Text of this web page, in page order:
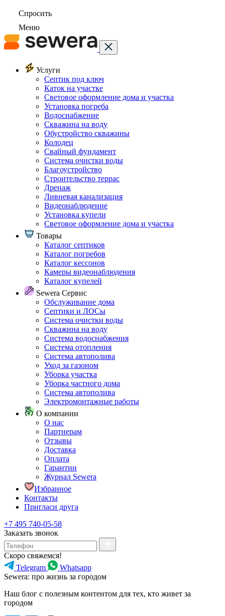
Спросить
Меню
Услуги
Септик под ключ
Каток на участке
Световое оформление дома и участка
Установка погреба
Водоснабжение
Скважина на воду
Обустройство скважины
Колодец
Свайный фундамент
Система очистки воды
Благоустройство
Строительство террас
Дренаж
Ливневая канализация
Видеонаблюдение
Установка купели
Световое оформление дома и участка
Товары
Каталог септиков
Каталог погребов
Каталог кессонов
Камеры видеонаблюдения
Каталог купелей
Sewera Сервис
Обслуживание дома
Септики и ЛОСы
Система очистки воды
Скважина на воду
Система водоснабжения
Система отопления
Система автополива
Уход за газоном
Уборка участка
Уборка частного дома
Система автополива
Электромонтажные работы
О компании
О нас
Партнерам
Отзывы
Доставка
Оплата
Гарантии
Журнал Sewera
Избранное
Контакты
Пригласи друга
+7 495 740-05-58
Заказать звонок
Скоро свяжемся!
Telegram
Whatsapp
Sewera: про жизнь за городом
Наш блог c полезным контентом для тех, кто живет за
городом